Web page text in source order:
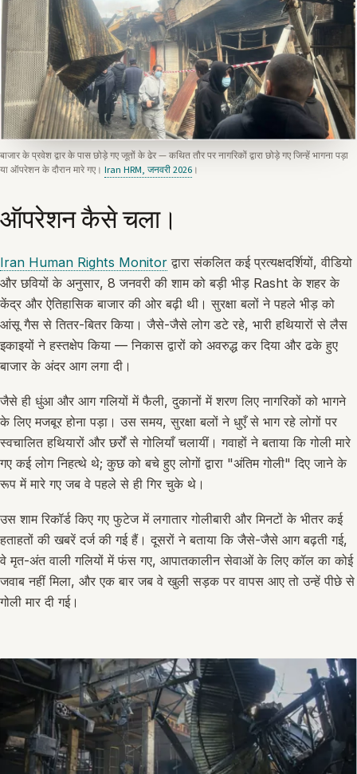
बाजार के प्रवेश द्वार के पास छोड़े गए जूतों के ढेर — कथित तौर पर नागरिकों द्वारा छोड़े गए जिन्हें भागना पड़ा
या ऑपरेशन के दौरान मारे गए। Iran HRM, जनवरी 2026 ।
ऑपरेशन कैसे चला।
Iran Human Rights Monitor द्वारा संकलित कई प्रत्यक्षदर्शियों, वीडियो
और छवियों के अनुसार, 8 जनवरी की शाम को बड़ी भीड़ Rasht के शहर के
केंद्र और ऐतिहासिक बाजार की ओर बढ़ी थी। सुरक्षा बलों ने पहले भीड़ को
आंसू गैस से तितर-बितर किया। जैसे-जैसे लोग डटे रहे, भारी हथियारों से लैस
इकाइयों ने हस्तक्षेप किया — निकास द्वारों को अवरुद्ध कर दिया और ढके हुए
बाजार के अंदर आग लगा दी।
जैसे ही धुंआ और आग गलियों में फैली, दुकानों में शरण लिए नागरिकों को भागने
के लिए मजबूर होना पड़ा। उस समय, सुरक्षा बलों ने धुएँ से भाग रहे लोगों पर
स्वचालित हथियारों और छर्रों से गोलियाँ चलायीं। गवाहों ने बताया कि गोली मारे
गए कई लोग निहत्थे थे; कुछ को बचे हुए लोगों द्वारा "अंतिम गोली" दिए जाने के
रूप में मारे गए जब वे पहले से ही गिर चुके थे।
उस शाम रिकॉर्ड किए गए फुटेज में लगातार गोलीबारी और मिनटों के भीतर कई
हताहतों की खबरें दर्ज की गई हैं। दूसरों ने बताया कि जैसे-जैसे आग बढ़ती गई,
वे मृत-अंत वाली गलियों में फंस गए, आपातकालीन सेवाओं के लिए कॉल का कोई
जवाब नहीं मिला, और एक बार जब वे खुली सड़क पर वापस आए तो उन्हें पीछे से
गोली मार दी गई।